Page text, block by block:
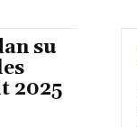
su
2025